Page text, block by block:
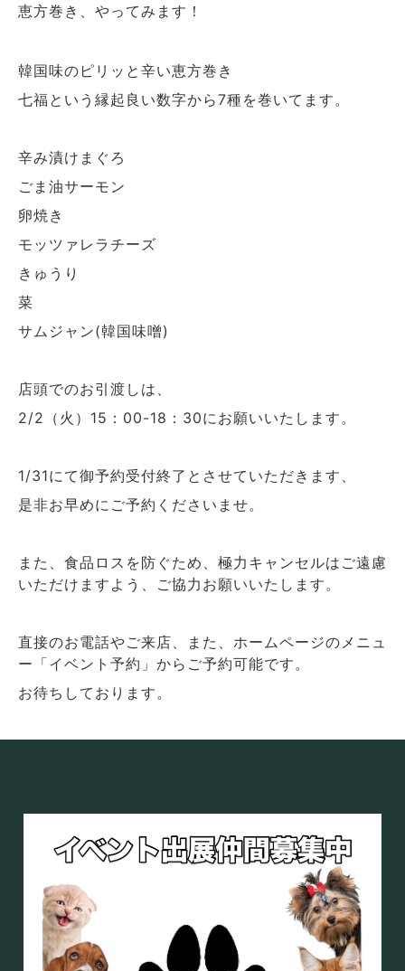
恵方巻き、やってみます！
韓国味のピリッと辛い恵方巻き
七福という縁起良い数字から7種を巻いてます。
辛み漬けまぐろ
ごま油サーモン
卵焼き
モッツァレラチーズ
きゅうり
菜
サムジャン(韓国味噌)
店頭でのお引渡しは、
2/2（火）15：00-18：30にお願いいたします。
1/31にて御予約受付終了とさせていただきます、
是非お早めにご予約くださいませ。
また、食品ロスを防ぐため、極力キャンセルはご遠慮
いただけますよう、ご協力お願いいたします。
直接のお電話やご来店、また、ホームページのメニュ
ー「イベント予約」からご予約可能です。
お待ちしております。